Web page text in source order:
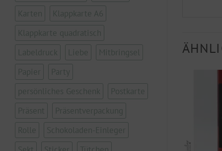
Karten
Klappkarte A6
Klappkarte quadratisch
Labeldruck
Liebe
Mitbringsel
Papier
Party
persönliches Geschenk
Postkarte
Präsent
Präsentverpackung
Rolle
Schokoladen-Einleger